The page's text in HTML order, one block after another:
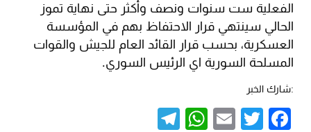
الفعلية ست سنوات ونصف وأكثر حتى نهاية تموز
الحالي سينتهي قرار الاحتفاظ بهم في المؤسسة
العسكرية، بحسب قرار القائد العام للجيش والقوات
المسلحة السورية اي الرئيس السوري.
:شارك الخبر
Facebook
Twitter
Email
WhatsApp